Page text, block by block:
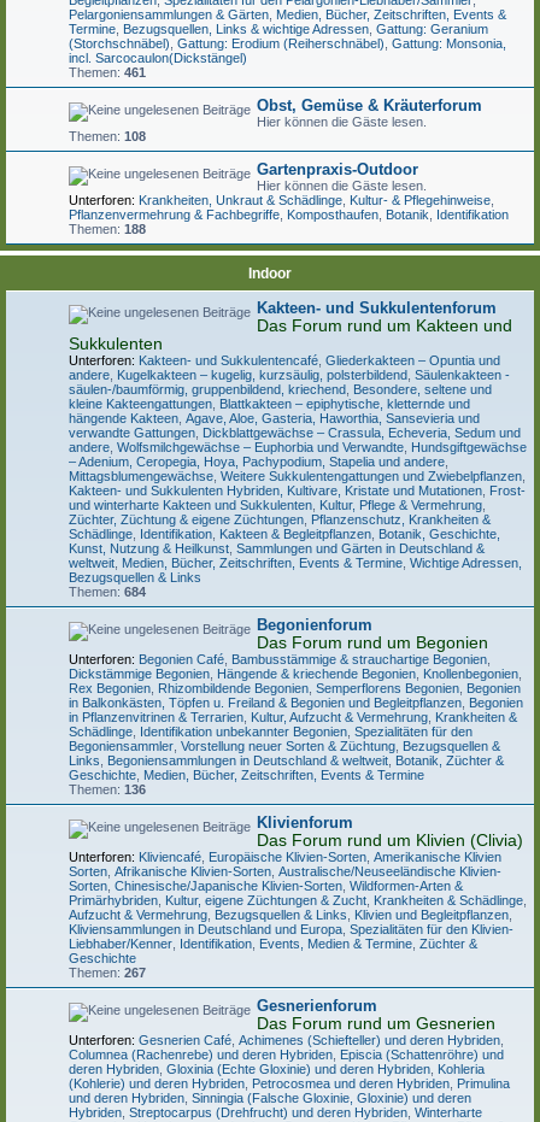
Pelargoniensammlungen & Gärten Medien, Bücher, Zeitschriften, Events &
Termine Bezugsquellen, Links & wichtige Adressen Gattung: Geranium
(Storchschnäbel) Gattung: Erodium (Reiherschnäbel) Gattung: Monsonia,
incl. Sarcocaulon(Dickstängel)
Themen: 461
Obst, Gemüse & Kräuterforum
Hier können die Gäste lesen.
Themen: 108
Gartenpraxis-Outdoor
Hier können die Gäste lesen.
Unterforen: Krankheiten, Unkraut & Schädlinge Kultur- & Pflegehinweise
Pflanzenvermehrung & Fachbegriffe Komposthaufen Botanik
Identifikation
Themen: 188
Indoor
Kakteen- und Sukkulentenforum
Das Forum rund um Kakteen und
Sukkulenten
Unterforen: Kakteen- und Sukkulentencafé Gliederkakteen – Opuntia und
andere Kugelkakteen – kugelig, kurzsäulig, polsterbildend Säulenkakteen -
säulen-/baumförmig, gruppenbildend, kriechend Besondere, seltene und
kleine Kakteengattungen Blattkakteen – epiphytische, kletternde und
hängende Kakteen Agave, Aloe, Gasteria, Haworthia, Sansevieria und
verwandte Gattungen Dickblattgewächse – Crassula, Echeveria, Sedum und
andere Wolfsmilchgewächse – Euphorbia und Verwandte Hundsgiftgewächse
– Adenium, Ceropegia, Hoya, Pachypodium, Stapelia und andere
Mittagsblumengewächse Weitere Sukkulentengattungen und Zwiebelpflanzen
Kakteen- und Sukkulenten Hybriden, Kultivare, Kristate und Mutationen Frost-
und winterharte Kakteen und Sukkulenten Kultur, Pflege & Vermehrung
Züchter, Züchtung & eigene Züchtungen Pflanzenschutz, Krankheiten &
Schädlinge Identifikation Kakteen & Begleitpflanzen Botanik, Geschichte,
Kunst, Nutzung & Heilkunst Sammlungen und Gärten in Deutschland &
weltweit Medien, Bücher, Zeitschriften, Events & Termine Wichtige Adressen,
Bezugsquellen & Links
Themen: 684
Begonienforum
Das Forum rund um Begonien
Unterforen: Begonien Café Bambusstämmige & strauchartige Begonien
Dickstämmige Begonien Hängende & kriechende Begonien Knollenbegonien
Rex Begonien Rhizombildende Begonien Semperflorens Begonien Begonien
in Balkonkästen, Töpfen u. Freiland & Begonien und Begleitpflanzen Begonien
in Pflanzenvitrinen & Terrarien Kultur, Aufzucht & Vermehrung Krankheiten &
Schädlinge Identifikation unbekannter Begonien Spezialitäten für den
Begoniensammler Vorstellung neuer Sorten & Züchtung Bezugsquellen &
Links
Begoniensammlungen in Deutschland & weltweit Botanik, Züchter &
Geschichte Medien, Bücher, Zeitschriften, Events & Termine
Themen: 136
Klivienforum
Das Forum rund um Klivien (Clivia)
Unterforen: Kliviencafé Europäische Klivien-Sorten Amerikanische Klivien
Sorten Afrikanische Klivien-Sorten Australische/Neuseeländische Klivien-
Sorten Chinesische/Japanische Klivien-Sorten Wildformen-Arten &
Primärhybriden Kultur, eigene Züchtungen & Zucht Krankheiten & Schädlinge
Aufzucht & Vermehrung Bezugsquellen & Links Klivien und Begleitpflanzen
Kliviensammlungen in Deutschland und Europa Spezialitäten für den Klivien-
Liebhaber/Kenner Identifikation Events, Medien & Termine Züchter &
Geschichte
Themen: 267
Gesnerienforum
Das Forum rund um Gesnerien
Unterforen: Gesnerien Café Achimenes (Schiefteller) und deren Hybriden
Columnea (Rachenrebe) und deren Hybriden Episcia (Schattenröhre) und
deren Hybriden Gloxinia (Echte Gloxinie) und deren Hybriden Kohleria
(Kohlerie) und deren Hybriden Petrocosmea und deren Hybriden Primulina
und deren Hybriden Sinningia (Falsche Gloxinie, Gloxinie) und deren
Hybriden Streptocarpus (Drehfrucht) und deren Hybriden Winterharte